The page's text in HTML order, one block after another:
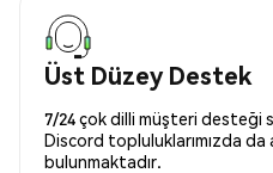
Üst Düzey Destek
7/24 çok dilli müşteri desteği
Discord topluluklarımızda
bulunmaktadır.